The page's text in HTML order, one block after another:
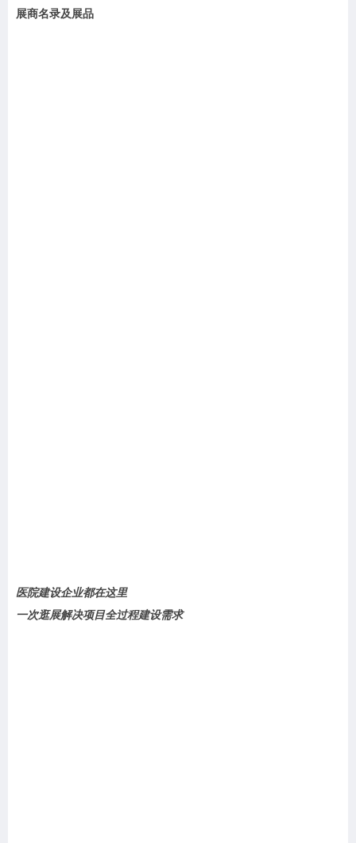
展商名录及展品
医院建设企业都在这里
一次逛展解决项目全过程建设需求